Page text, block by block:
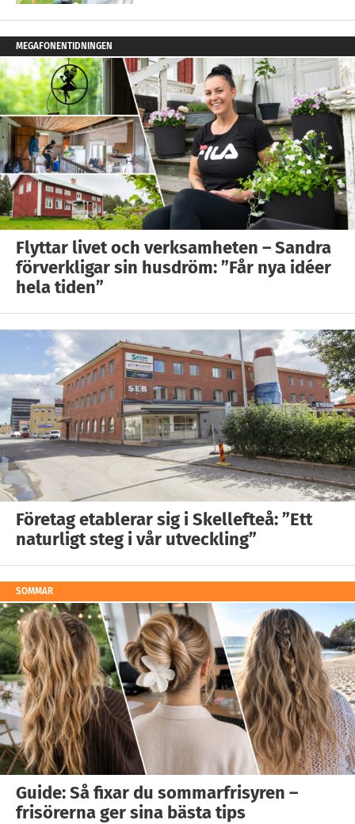
MEGAFONENTIDNINGEN
Flyttar livet och verksamheten – Sandra
förverkligar sin husdröm: ”Får nya idéer
hela tiden”
Företag etablerar sig i Skellefteå: ”Ett
naturligt steg i vår utveckling”
SOMMAR
Guide: Så fixar du sommarfrisyren –
frisörerna ger sina bästa tips